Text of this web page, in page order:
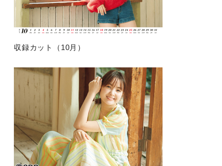
収録カット（10月）